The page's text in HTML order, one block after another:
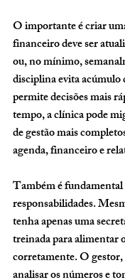
O importante é criar
financeiro deve ser
ou, no mínimo,
disciplina evita acúmulo
permite decisões mais
tempo, a clínica pode
de gestão mais
agenda, financeiro e
Também é
responsabilidades.
tenha apenas uma
treinada para alimentar
corretamente. O gestor,